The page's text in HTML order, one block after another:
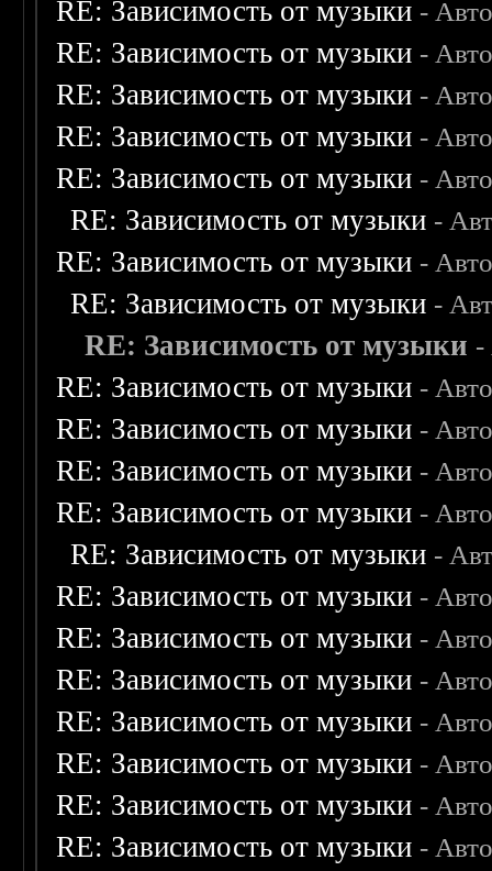
RE: Зависимость от музыки -
RE: Зависимость от музыки -
RE: Зависимость от музыки -
RE: Зависимость от музыки -
RE: Зависимость от музыки -
RE: Зависимость от музыки -
RE: Зависимость от музыки -
RE: Зависимость от музыки -
RE: Зависимость от музыки -
RE: Зависимость от музыки -
RE: Зависимость от музыки -
RE: Зависимость от музыки -
RE: Зависимость от музыки -
RE: Зависимость от музыки -
RE: Зависимость от музыки -
RE: Зависимость от музыки -
RE: Зависимость от музыки -
RE: Зависимость от музыки -
RE: Зависимость от музыки -
RE: Зависимость от музыки -
RE: Зависимость от музыки -